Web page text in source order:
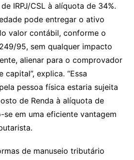
IRPJ/CSL à alíquota de 34%.
pode entregar o ativo
valor contábil, conforme o
95, sem qualquer impacto
alienar para o comprovador
explica. “Essa
pessoa física estaria sujeita
de Renda à alíquota de
se em uma eficiente vantagem
de manuseio tributário